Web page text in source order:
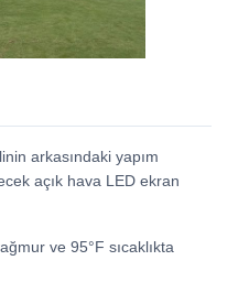
arkasındaki yapım
açık hava LED ekran
ve 95°F sıcaklıkta